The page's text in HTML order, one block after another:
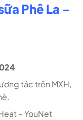
Phê La –
tác trên MXH,
– YouNet